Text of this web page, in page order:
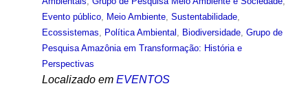
Evento público, Meio Ambiente, Sustentabilidade,
Ecossistemas
Política Ambiental Biodiversidade, Grupo de
Pesquisa Amazônia em Transformação: História e
Perspectivas
Localizado em EVENTOS